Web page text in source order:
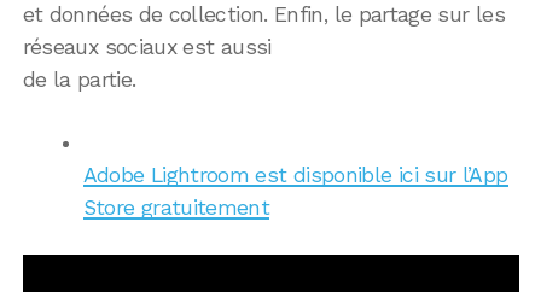
et données de collection. Enfin, le partage sur les
réseaux sociaux est aussi
de la partie.
Adobe Lightroom est disponible ici sur l’App
Store gratuitement